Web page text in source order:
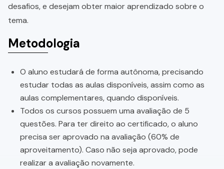
desafios, e desejam obter maior aprendizado sobre o
tema.
Metodologia
O aluno estudará de forma autônoma, precisando
estudar todas as aulas disponíveis, assim como as
aulas complementares, quando disponíveis.
Todos os cursos possuem uma avaliação de 5
questões. Para ter direito ao certificado, o aluno
precisa ser aprovado na avaliação (60% de
aproveitamento). Caso não seja aprovado, pode
realizar a avaliação novamente.